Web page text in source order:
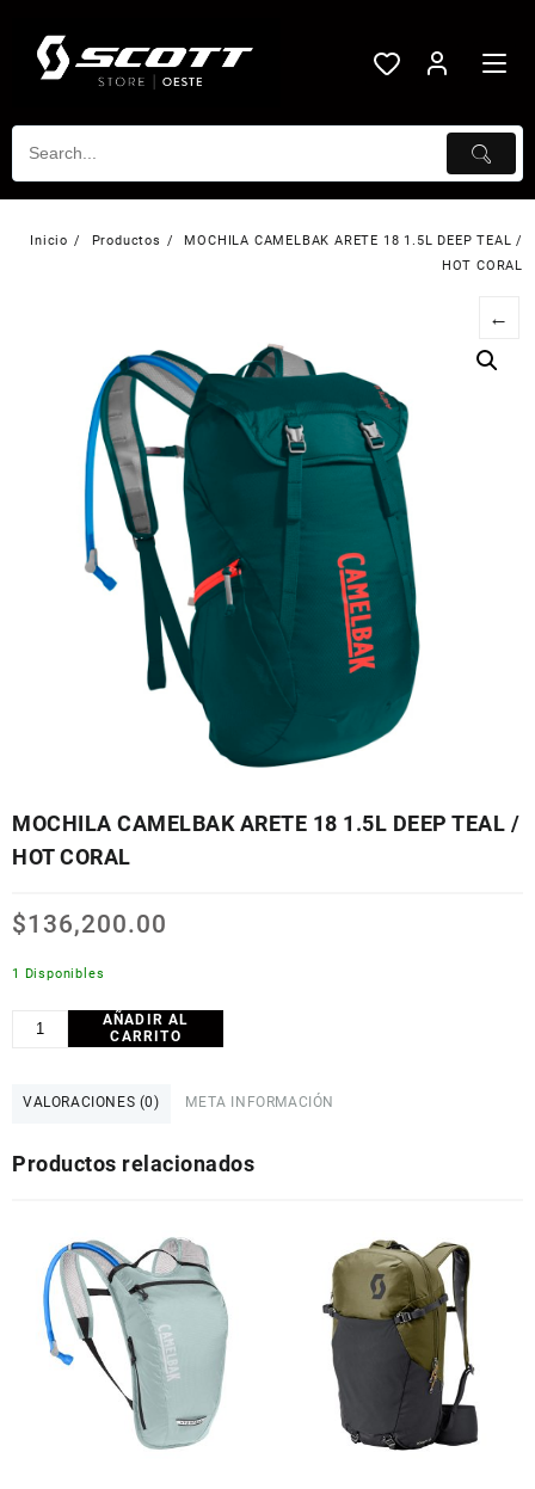
contenido
Inicio Productos
MOCHILA CAMELBAK ARETE 18 1.5L DEEP TEAL /
HOT CORAL
←
MOCHILA CAMELBAK ARETE 18 1.5L DEEP TEAL /
HOT CORAL
$136,200.00
1 Disponibles
MOCHILA
CAMELBAK
18
TEAL
CORAL
cantidad
AÑADIR AL
CARRITO
VALORACIONES (0) META INFORMACIÓN
Productos relacionados